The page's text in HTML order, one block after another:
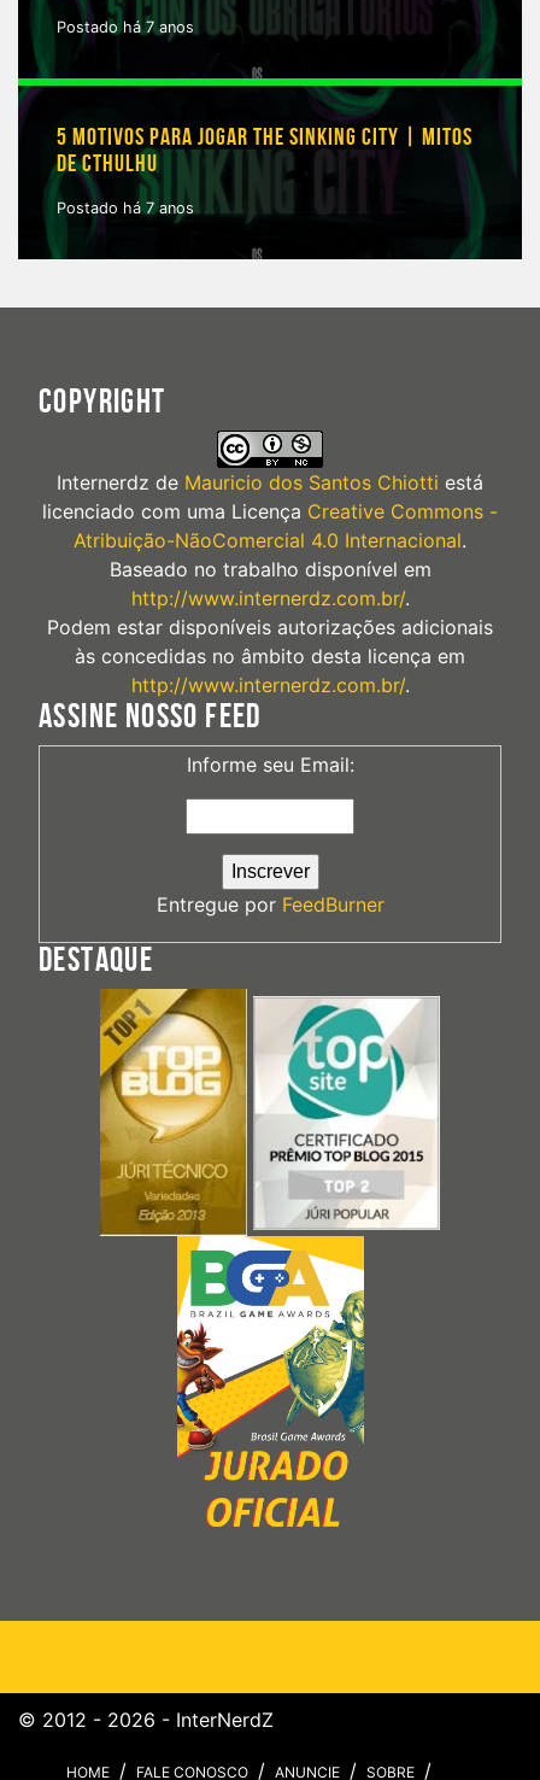
Postado há 7 anos
5 MOTIVOS PARA JOGAR THE SINKING CITY | MITOS
DE CTHULHU
Postado há 7 anos
COPYRIGHT
Internerdz de Mauricio dos Santos Chiotti está
licenciado com uma Licença Creative Commons -
Atribuição-NãoComercial 4.0 Internacional.
Baseado no trabalho disponível em
http://www.internerdz.com.br/.
Podem estar disponíveis autorizações adicionais
às concedidas no âmbito desta licença em
http://www.internerdz.com.br/.
ASSINE NOSSO FEED
Informe seu Email:
Entregue por FeedBurner
DESTAQUE
© 2012 - 2026 - InterNerdZ
HOME FALE CONOSCO ANUNCIE SOBRE